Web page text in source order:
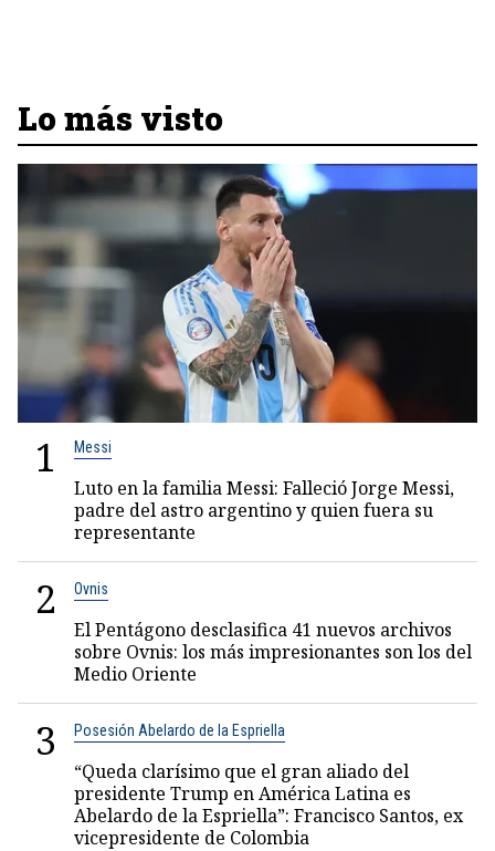
Lo más visto
1 Messi
Luto en la familia Messi: Falleció Jorge Messi,
padre del astro argentino y quien fuera su
representante
2 Ovnis
El Pentágono desclasifica 41 nuevos archivos
sobre Ovnis: los más impresionantes son los del
Medio Oriente
3 Posesión Abelardo de la Espriella
“Queda clarísimo que el gran aliado del
presidente Trump en América Latina es
Abelardo de la Espriella”: Francisco Santos, ex
vicepresidente de Colombia